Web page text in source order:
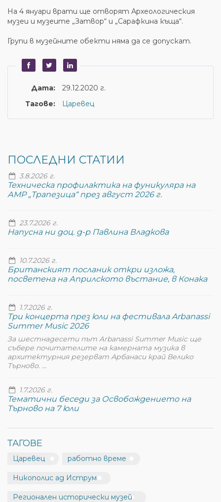
На 4 януари врати ще отворят Археологическия
музеи и музеите „Затвор“ и „Сарафкина къща“.
Групи в музейните обекти няма да се допускат.
Дата:
29.12.2020 г.
Тагове:
Царевец
ПОСЛЕДНИ СТАТИИ
3.8.2026 г.
Техническа профилактика на фуникуляра на
АМР „Трапезица“ през август 2026 г.
23.7.2026 г.
Напусна ни доц. д-р Павлина Владкова
10.7.2026 г.
Британският посланик откри изложа,
посветена на Априлското въстание, в Конака
1.7.2026 г.
Три концерта през юли на фестивала Arbanassi
Summer Music 2026
За шестнадесети път Arbanassi Summer Music ще
събере почитателите на камерната музика в
архитектурния резерват Арбанаси край Велико
Търново. ...
1.7.2026 г.
Тематични беседи за Освобождението на
Търново на 7 юли
ТАГОВЕ
Царевец работно време
Никополис ад Иструм
Регионален исторически музей